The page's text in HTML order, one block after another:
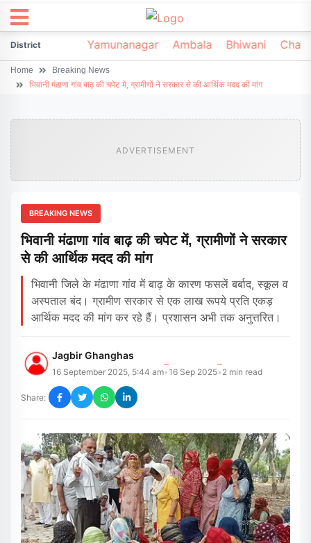
DistrictSonipat Yamunanagar Ambala Bhiwani
Home
Breaking News
भिवानी मंढाणा गांव बाढ़ की चपेट में, ग्रामीणों ने सरकार से की आर्थिक मदद की मांग
ADVERTISEMENT
BREAKING NEWS
भिवानी मंढाणा गांव बाढ़ की चपेट में, ग्रामीणों ने सरकार
से की आर्थिक मदद की मांग
भिवानी जिले के मंढाणा गांव में बाढ़ के कारण फसलें बर्बाद, स्कूल व
अस्पताल बंद। ग्रामीण सरकार से एक लाख रूपये प्रति एकड़
आर्थिक मदद की मांग कर रहे हैं। प्रशासन अभी तक अनुत्तरित।
Jagbir Ghanghas
16 September 2025, 5:44 am•16 Sep 2025• 2 min read
Share: